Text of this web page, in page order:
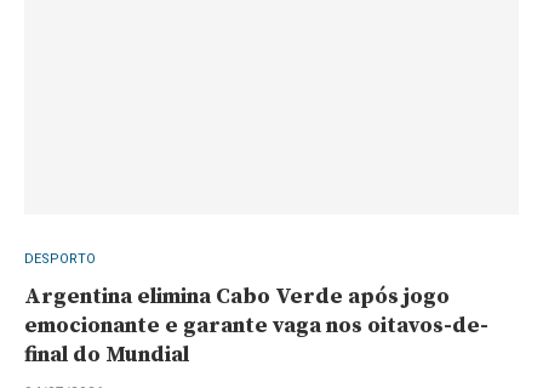
DESPORTO
Argentina elimina Cabo Verde após jogo
emocionante e garante vaga nos oitavos-de-
final do Mundial